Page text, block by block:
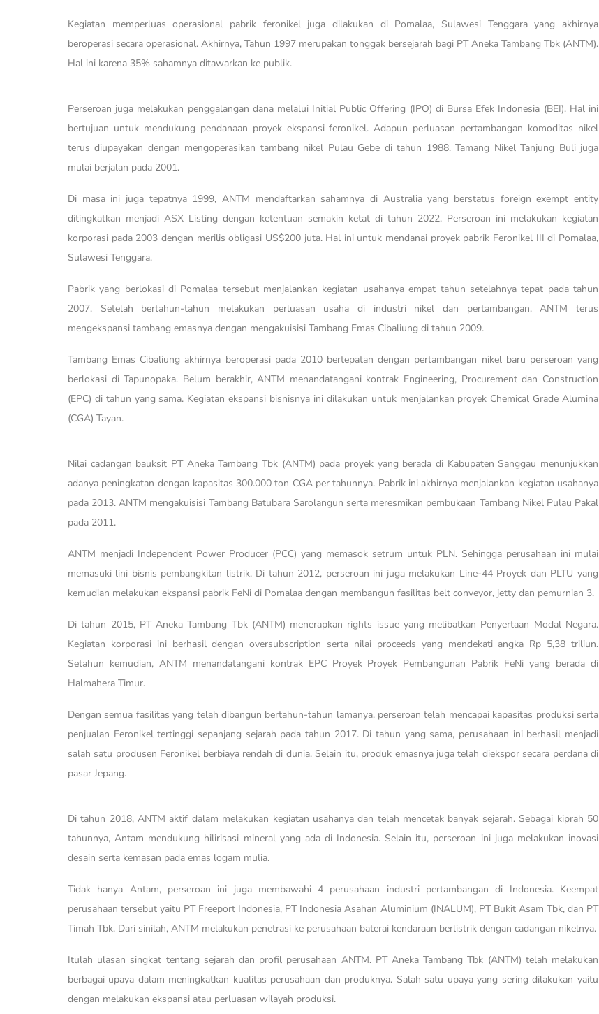
Kegiatan memperluas operasional pabrik feronikel juga dilakukan di Pomalaa, Sulawesi Tenggara yang akhirnya
beroperasi secara operasional. Akhirnya, Tahun 1997 merupakan tonggak bersejarah bagi PT Aneka Tambang Tbk (ANTM).
Hal ini karena 35% sahamnya ditawarkan ke publik.
Perseroan juga melakukan penggalangan dana melalui Initial Public Offering (IPO) di Bursa Efek Indonesia (BEI). Hal ini
bertujuan untuk mendukung pendanaan proyek ekspansi feronikel. Adapun perluasan pertambangan komoditas nikel
terus diupayakan dengan mengoperasikan tambang nikel Pulau Gebe di tahun 1988. Tamang Nikel Tanjung Buli juga
mulai berjalan pada 2001.
Di masa ini juga tepatnya 1999, ANTM mendaftarkan sahamnya di Australia yang berstatus foreign exempt entity
ditingkatkan menjadi ASX Listing dengan ketentuan semakin ketat di tahun 2022. Perseroan ini melakukan kegiatan
korporasi pada 2003 dengan merilis obligasi US$200 juta. Hal ini untuk mendanai proyek pabrik Feronikel III di Pomalaa,
Sulawesi Tenggara.
Pabrik yang berlokasi di Pomalaa tersebut menjalankan kegiatan usahanya empat tahun setelahnya tepat pada tahun
2007. Setelah bertahun-tahun melakukan perluasan usaha di industri nikel dan pertambangan, ANTM terus
mengekspansi tambang emasnya dengan mengakuisisi Tambang Emas Cibaliung di tahun 2009.
Tambang Emas Cibaliung akhirnya beroperasi pada 2010 bertepatan dengan pertambangan nikel baru perseroan yang
berlokasi di Tapunopaka. Belum berakhir, ANTM menandatangani kontrak Engineering, Procurement dan Construction
(EPC) di tahun yang sama. Kegiatan ekspansi bisnisnya ini dilakukan untuk menjalankan proyek Chemical Grade Alumina
(CGA) Tayan.
Nilai cadangan bauksit PT Aneka Tambang Tbk (ANTM) pada proyek yang berada di Kabupaten Sanggau menunjukkan
adanya peningkatan dengan kapasitas 300.000 ton CGA per tahunnya. Pabrik ini akhirnya menjalankan kegiatan usahanya
pada 2013. ANTM mengakuisisi Tambang Batubara Sarolangun serta meresmikan pembukaan Tambang Nikel Pulau Pakal
pada 2011.
ANTM menjadi Independent Power Producer (PCC) yang memasok setrum untuk PLN. Sehingga perusahaan ini mulai
memasuki lini bisnis pembangkitan listrik. Di tahun 2012, perseroan ini juga melakukan Line-44 Proyek dan PLTU yang
kemudian melakukan ekspansi pabrik FeNi di Pomalaa dengan membangun fasilitas belt conveyor, jetty dan pemurnian 3.
Di tahun 2015, PT Aneka Tambang Tbk (ANTM) menerapkan rights issue yang melibatkan Penyertaan Modal Negara.
Kegiatan korporasi ini berhasil dengan oversubscription serta nilai proceeds yang mendekati angka Rp 5,38 triliun.
Setahun kemudian, ANTM menandatangani kontrak EPC Proyek Proyek Pembangunan Pabrik FeNi yang berada di
Halmahera Timur.
Dengan semua fasilitas yang telah dibangun bertahun-tahun lamanya, perseroan telah mencapai kapasitas produksi serta
penjualan Feronikel tertinggi sepanjang sejarah pada tahun 2017. Di tahun yang sama, perusahaan ini berhasil menjadi
salah satu produsen Feronikel berbiaya rendah di dunia. Selain itu, produk emasnya juga telah diekspor secara perdana di
pasar Jepang.
Di tahun 2018, ANTM aktif dalam melakukan kegiatan usahanya dan telah mencetak banyak sejarah. Sebagai kiprah 50
tahunnya, Antam mendukung hilirisasi mineral yang ada di Indonesia. Selain itu, perseroan ini juga melakukan inovasi
desain serta kemasan pada emas logam mulia.
Tidak hanya Antam, perseroan ini juga membawahi 4 perusahaan industri pertambangan di Indonesia. Keempat
perusahaan tersebut yaitu PT Freeport Indonesia, PT Indonesia Asahan Aluminium (INALUM), PT Bukit Asam Tbk, dan PT
Timah Tbk. Dari sinilah, ANTM melakukan penetrasi ke perusahaan baterai kendaraan berlistrik dengan cadangan nikelnya.
Itulah ulasan singkat tentang sejarah dan profil perusahaan ANTM. PT Aneka Tambang Tbk (ANTM) telah melakukan
berbagai upaya dalam meningkatkan kualitas perusahaan dan produknya. Salah satu upaya yang sering dilakukan yaitu
dengan melakukan ekspansi atau perluasan wilayah produksi.